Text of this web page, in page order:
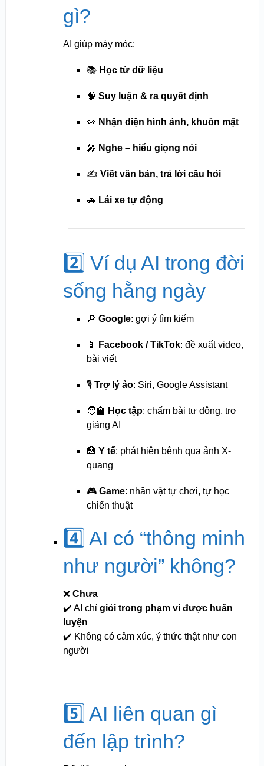
gì?
AI giúp máy móc:
📚 Học từ dữ liệu
🧠 Suy luận & ra quyết định
👀 Nhận diện hình ảnh, khuôn mặt
🎤 Nghe – hiểu giọng nói
✍️ Viết văn bản, trả lời câu hỏi
🚗 Lái xe tự động
2️⃣ Ví dụ AI trong đời
sống hằng ngày
🔎 Google: gợi ý tìm kiếm
📱 Facebook / TikTok: đề xuất video,
bài viết
🎙️ Trợ lý ảo: Siri, Google Assistant
🧑‍🏫 Học tập: chấm bài tự động, trợ
giảng AI
🏥 Y tế: phát hiện bệnh qua ảnh X-
quang
🎮 Game: nhân vật tự chơi, tự học
chiến thuật
4️⃣ AI có “thông minh
như người” không?
❌ Chưa
✔️ AI chỉ giỏi trong phạm vi được huấn
luyện
✔️ Không có cảm xúc, ý thức thật như con
người
5️⃣ AI liên quan gì
đến lập trình?